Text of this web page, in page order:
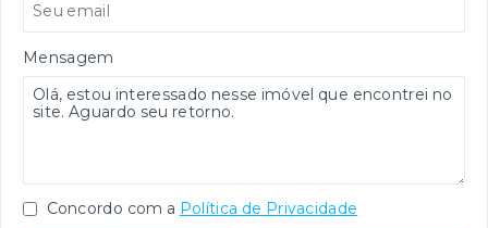
Mensagem
Concordo com a Política de Privacidade